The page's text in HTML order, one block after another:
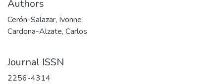
Authors
Cerón-Salazar, Ivonne
Cardona-Alzate, Carlos
Journal ISSN
2256-4314